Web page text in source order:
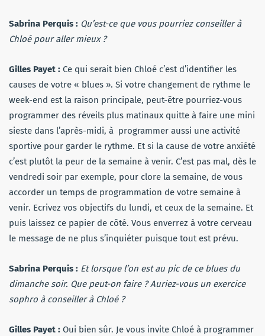
Sabrina Perquis : Qu’est-ce que vous pourriez conseiller à
Chloé pour aller mieux ?
Gilles Payet : Ce qui serait bien Chloé c’est d’identifier les
causes de votre « blues ». Si votre changement de rythme le
week-end est la raison principale, peut-être pourriez-vous
programmer des réveils plus matinaux quitte à faire une mini
sieste dans l’après-midi, à programmer aussi une activité
sportive pour garder le rythme. Et si la cause de votre anxiété
c’est plutôt la peur de la semaine à venir. C’est pas mal, dès le
vendredi soir par exemple, pour clore la semaine, de vous
accorder un temps de programmation de votre semaine à
venir. Ecrivez vos objectifs du lundi, et ceux de la semaine. Et
puis laissez ce papier de côté. Vous enverrez à votre cerveau
le message de ne plus s’inquiéter puisque tout est prévu.
Sabrina Perquis : Et lorsque l’on est au pic de ce blues du
dimanche soir. Que peut-on faire ? Auriez-vous un exercice
sophro à conseiller à Chloé ?
Gilles Payet : Oui bien sûr. Je vous invite Chloé à programmer